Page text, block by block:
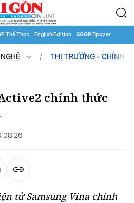
Thể Thao English Edition SGGP Epaper
THỊ TRƯỜNG - CHÍNH
chính thức
08:26
tử Samsung Vina chính